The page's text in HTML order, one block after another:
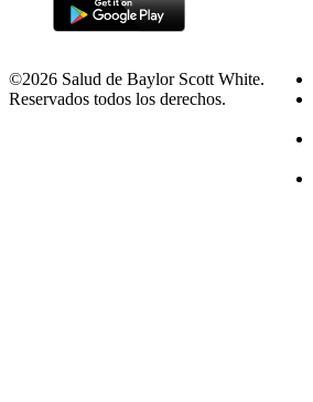
©2026 Salud de Baylor Scott White.
Reservados todos los derechos.